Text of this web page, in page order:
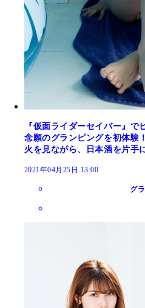
『仮面ライダーセイバー』
念願のグランピングを初体
火を見ながら、日本酒を片手
2021年04月25日 13:00
グ